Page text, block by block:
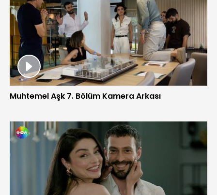
Muhtemel Aşk 7. Bölüm Kamera Arkası